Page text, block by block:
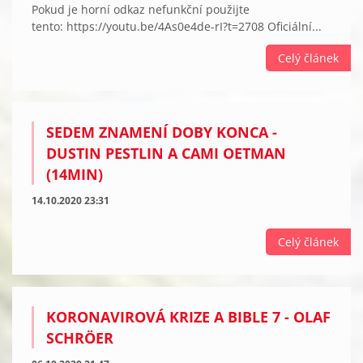
Pokud je horní odkaz nefunkční použijte
tento: https://youtu.be/4As0e4de-rI?t=2708 Oficiální...
Celý článek
SEDEM ZNAMENÍ DOBY KONCA -
DUSTIN PESTLIN A CAMI OETMAN
(14MIN)
14.10.2020 23:31
Celý článek
KORONAVIROVÁ KRIZE A BIBLE 7 - OLAF
SCHRÖER